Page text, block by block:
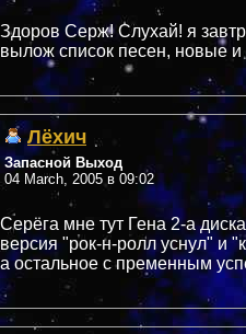
Здоров Серж! Слухай! я
вылож список песен, новые и
Лёхич
Запасной Выход
04 March, 2005 в 09:02
Серёга мне тут Гена 2-а
версия "рок-н-ролл уснул" и
а остальное с пременным